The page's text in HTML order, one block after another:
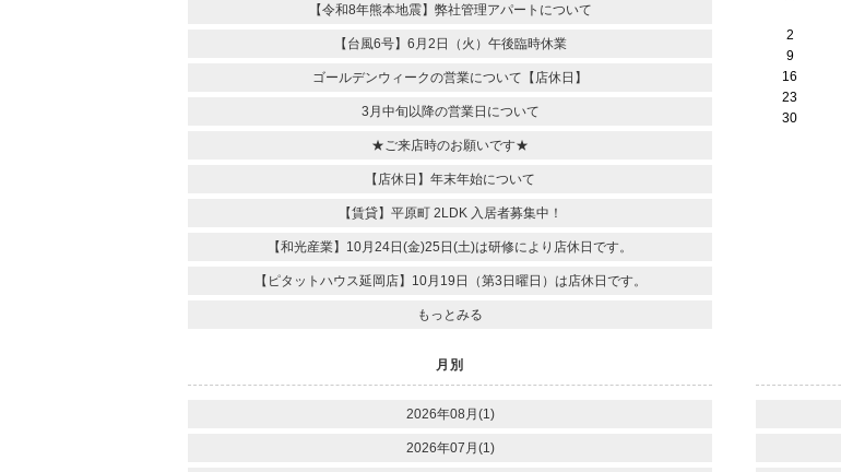
【令和8年熊本地震】弊社管理アパートについて
【台風6号】6月2日（火）午後臨時休業
ゴールデンウィークの営業について【店休日】
3月中旬以降の営業日について
★ご来店時のお願いです★
【店休日】年末年始について
【賃貸】平原町 2LDK 入居者募集中！
【和光産業】10月24日(金)25日(土)は研修により店休日です。
【ピタットハウス延岡店】10月19日（第3日曜日）は店休日です。
もっとみる
2
9
16
23
30
月別
2026年08月(1)
2026年07月(1)